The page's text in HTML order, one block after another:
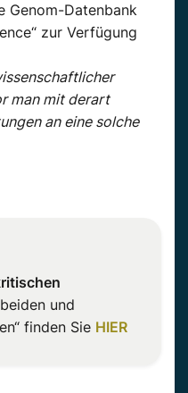
Genom-Datenbank
“ zur Verfügung
man mit derart
an eine solche
und
finden Sie HIER